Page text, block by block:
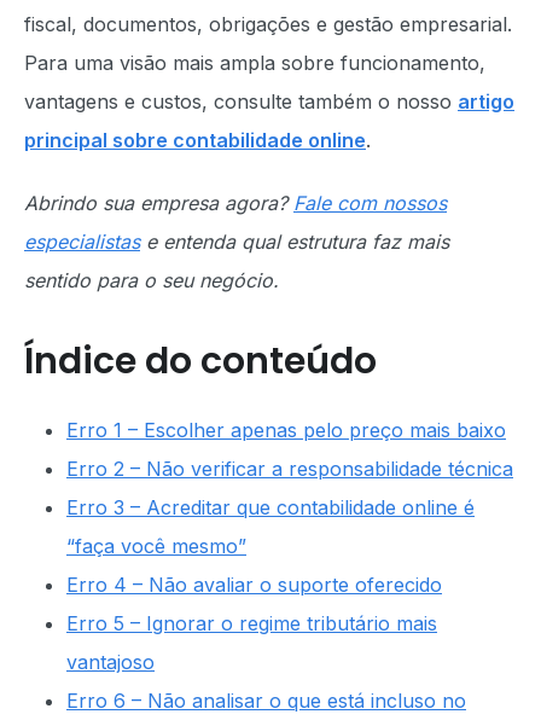
fiscal, documentos, obrigações e gestão empresarial.
Para uma visão mais ampla sobre funcionamento,
vantagens e custos, consulte também o nosso artigo
principal sobre contabilidade online.
Abrindo sua empresa agora? Fale com nossos
especialistase entenda qual estrutura faz mais
sentido para o seu negócio.
Índice do conteúdo
Erro 1 – Escolher apenas pelo preço mais baixo
Erro 2 – Não verificar a responsabilidade técnica
Erro 3 – Acreditar que contabilidade online é
“faça você mesmo”
Erro 4 – Não avaliar o suporte oferecido
Erro 5 – Ignorar o regime tributário mais
vantajoso
Erro 6 – Não analisar o que está incluso no